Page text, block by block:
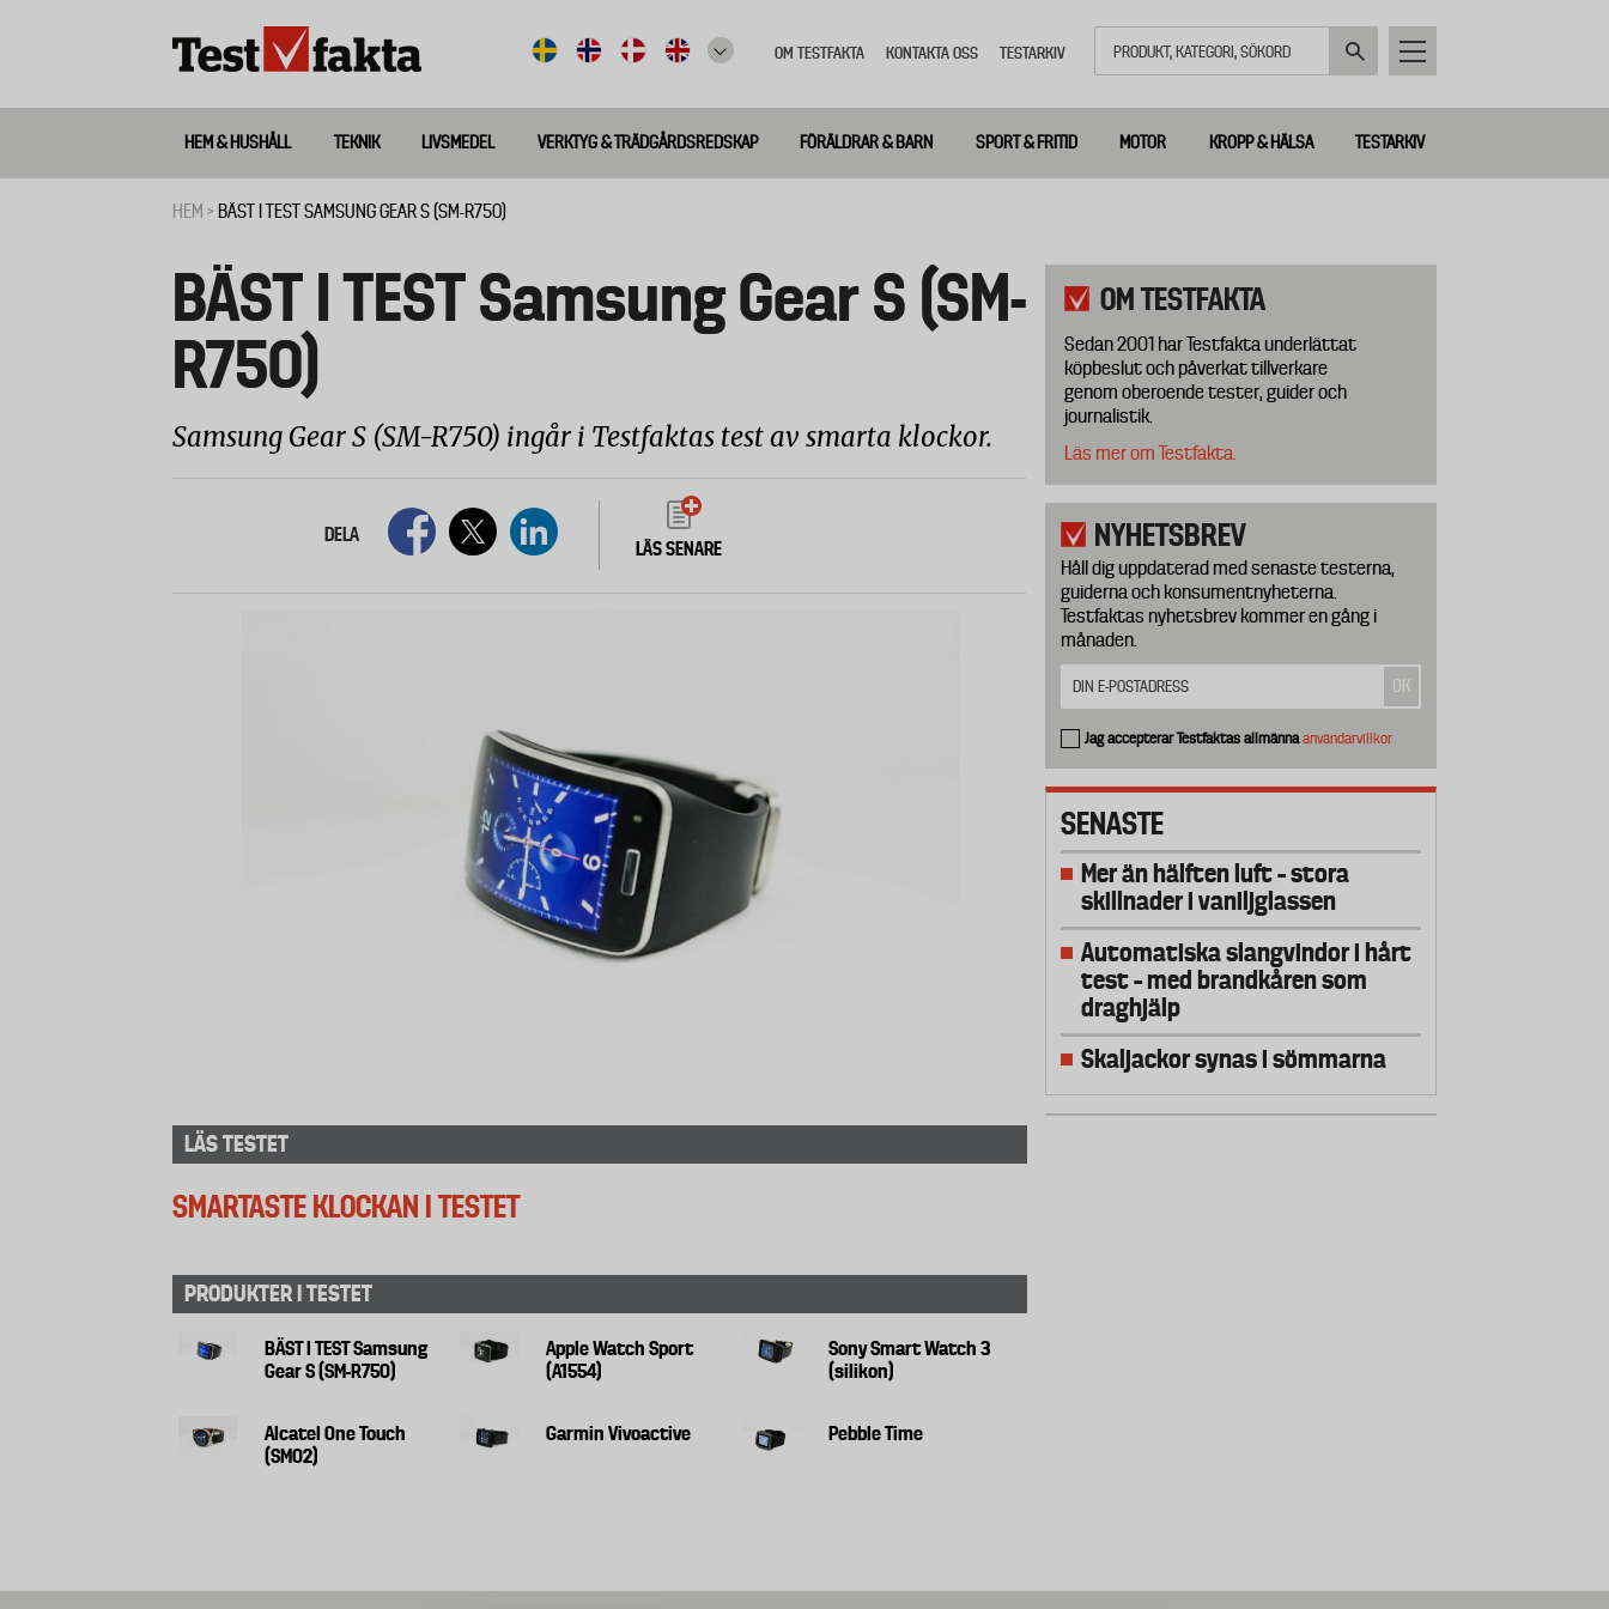
meny
OM TESTFAKTA KONTAKTA OSS TESTARKIV
Huvudmeny
ny
HEM & HUSHÅLL TEKNIK LIVSMEDEL VERKTYG & TRÄDGÅRDSREDSKAP FÖRÄLDRAR & BARN SPORT & FRITID MOTOR KROPP & HÄLSA TESTARKIV
HEM BÄST I TEST SAMSUNG GEAR S (SM-R750)
BÄST I TEST Samsung Gear S (SM-
R750)
Samsung Gear S (SM-R750) ingår i Testfaktas test av smarta klockor.
DELA
LÄS SENARE
LÄS TESTET
SMARTASTE KLOCKAN I TESTET
PRODUKTER I TESTET
BÄST I TEST Samsung
Gear S (SM-R750)
Apple Watch Sport
(A1554)
Sony Smart Watch 3
(silikon)
Alcatel One Touch
(SM02)
Garmin Vivoactive Pebble Time
OM TESTFAKTA
Sedan 2001 har Testfakta underlättat
köpbeslut och påverkat tillverkare
genom oberoende tester, guider och
journalistik.
Läs mer om Testfakta.
NYHETSBREV
Håll dig uppdaterad med senaste testerna,
guiderna och konsumentnyheterna.
Testfaktas nyhetsbrev kommer en gång i
månaden.
Jag accepterar Testfaktas allmännaanvändarvillkor
SENASTE
Mer än hälften luft – stora
skillnader i vaniljglassen
Automatiska slangvindor i hårt
test – med brandkåren som
draghjälp
Skaljackor synas i sömmarna